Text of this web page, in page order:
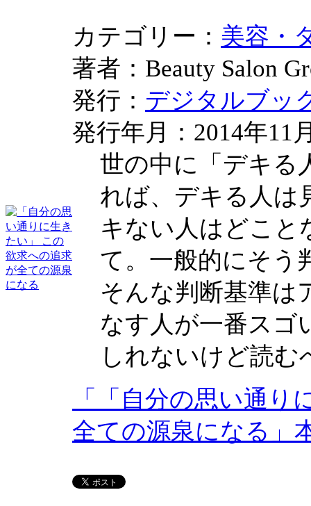
カテゴリー： 美容・
著者：Beauty Salon
発行： デジタルブッ
発行年月：2014年11
世の中に「デキる
れば、デキる人は
キない人はどこと
て。一般的にそう
そんな判断基準は
なす人が一番スゴ
しれないけど読む
「「自分の思い通
全ての源泉になる」